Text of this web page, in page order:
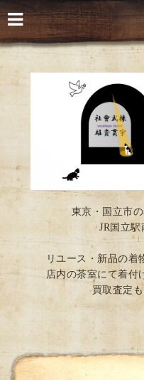
東京・国立市
JR国立
リユース・新品の着
店内の茶室にて着付
買取査定